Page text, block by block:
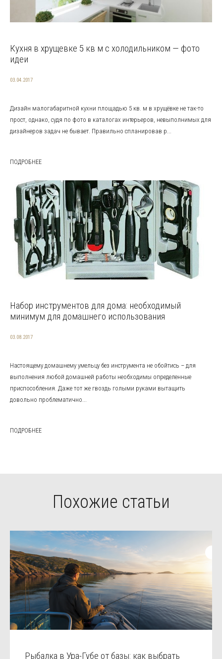
Кухня в хрущевке 5 кв м с холодильником — фото
идеи
03.04.2017
Дизайн малогабаритной кухни площадью 5 кв. м в хрущёвке не так-то
прост, однако, судя по фото в каталогах интерьеров, невыполнимых для
дизайнеров задач не бывает. Правильно спланировав р...
ПОДРОБНЕЕ
Набор инструментов для дома: необходимый
минимум для домашнего использования
03.08.2017
Настоящему домашнему умельцу без инструмента не обойтись – для
выполнения любой домашней работы необходимы определенные
приспособления. Даже тот же гвоздь голыми руками вытащить
довольно проблематично...
ПОДРОБНЕЕ
Похожие статьи
Рыбалка в Ура-Губе от базы: как выбрать